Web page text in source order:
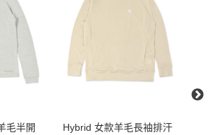
毛半開
Hybrid 女款羊毛長袖排汗